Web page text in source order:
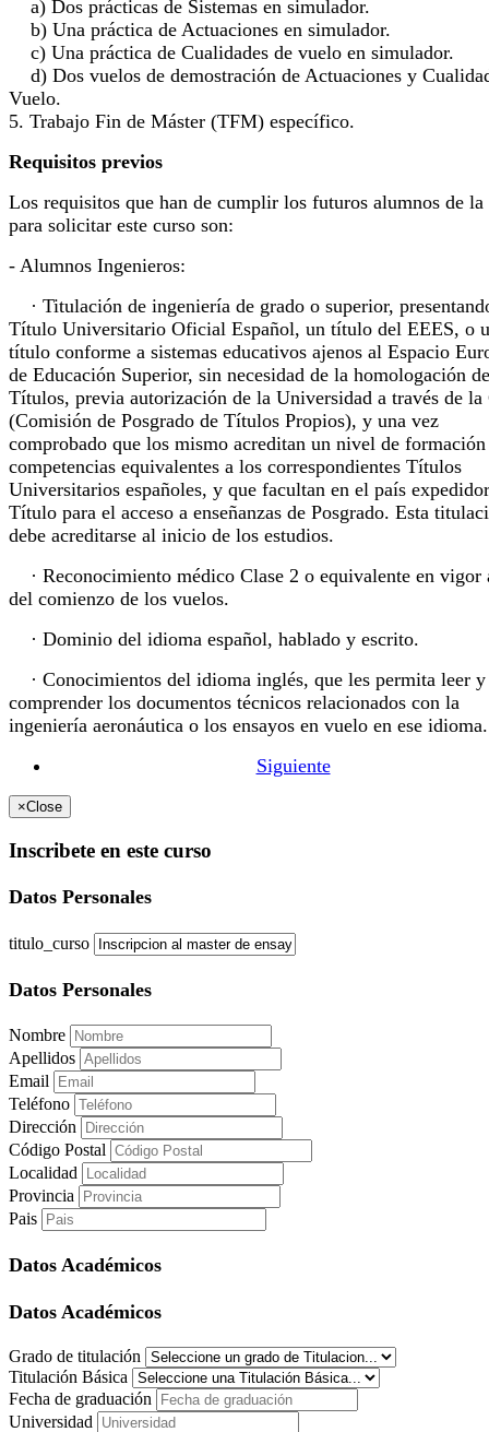
a) Dos prácticas de Sistemas en simulador.
b) Una práctica de Actuaciones en simulador.
c) Una práctica de Cualidades de vuelo en simulador.
d) Dos vuelos de demostración de Actuaciones y
Vuelo.
5. Trabajo Fin de Máster (TFM) específico.
Requisitos previos
Los requisitos que han de cumplir los futuros alumnos de
para solicitar este curso son:
- Alumnos Ingenieros:
· Titulación de ingeniería de grado o superior,
Título Universitario Oficial Español, un título del EEES, o
título conforme a sistemas educativos ajenos al Espacio
de Educación Superior, sin necesidad de la homologación
Títulos, previa autorización de la Universidad a través de la
(Comisión de Posgrado de Títulos Propios), y una vez
comprobado que los mismo acreditan un nivel de
competencias equivalentes a los correspondientes Títulos
Universitarios españoles, y que facultan en el país
Título para el acceso a enseñanzas de Posgrado. Esta
debe acreditarse al inicio de los estudios.
· Reconocimiento médico Clase 2 o equivalente en vigor
del comienzo de los vuelos.
· Dominio del idioma español, hablado y escrito.
· Conocimientos del idioma inglés, que les permita leer y
comprender los documentos técnicos relacionados con la
ingeniería aeronáutica o los ensayos en vuelo en ese idioma.
Siguiente
×Close
Inscribete en este curso
Datos Personales
titulo_curso
Datos Personales
Nombre
Apellidos
Email
Teléfono
Dirección
Código Postal
Localidad
Provincia
Pais
Datos Académicos
Datos Académicos
Grado de titulación
Titulación Básica
Fecha de graduación
Universidad